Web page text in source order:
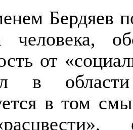
Бердяев
человека,
от
в
в том